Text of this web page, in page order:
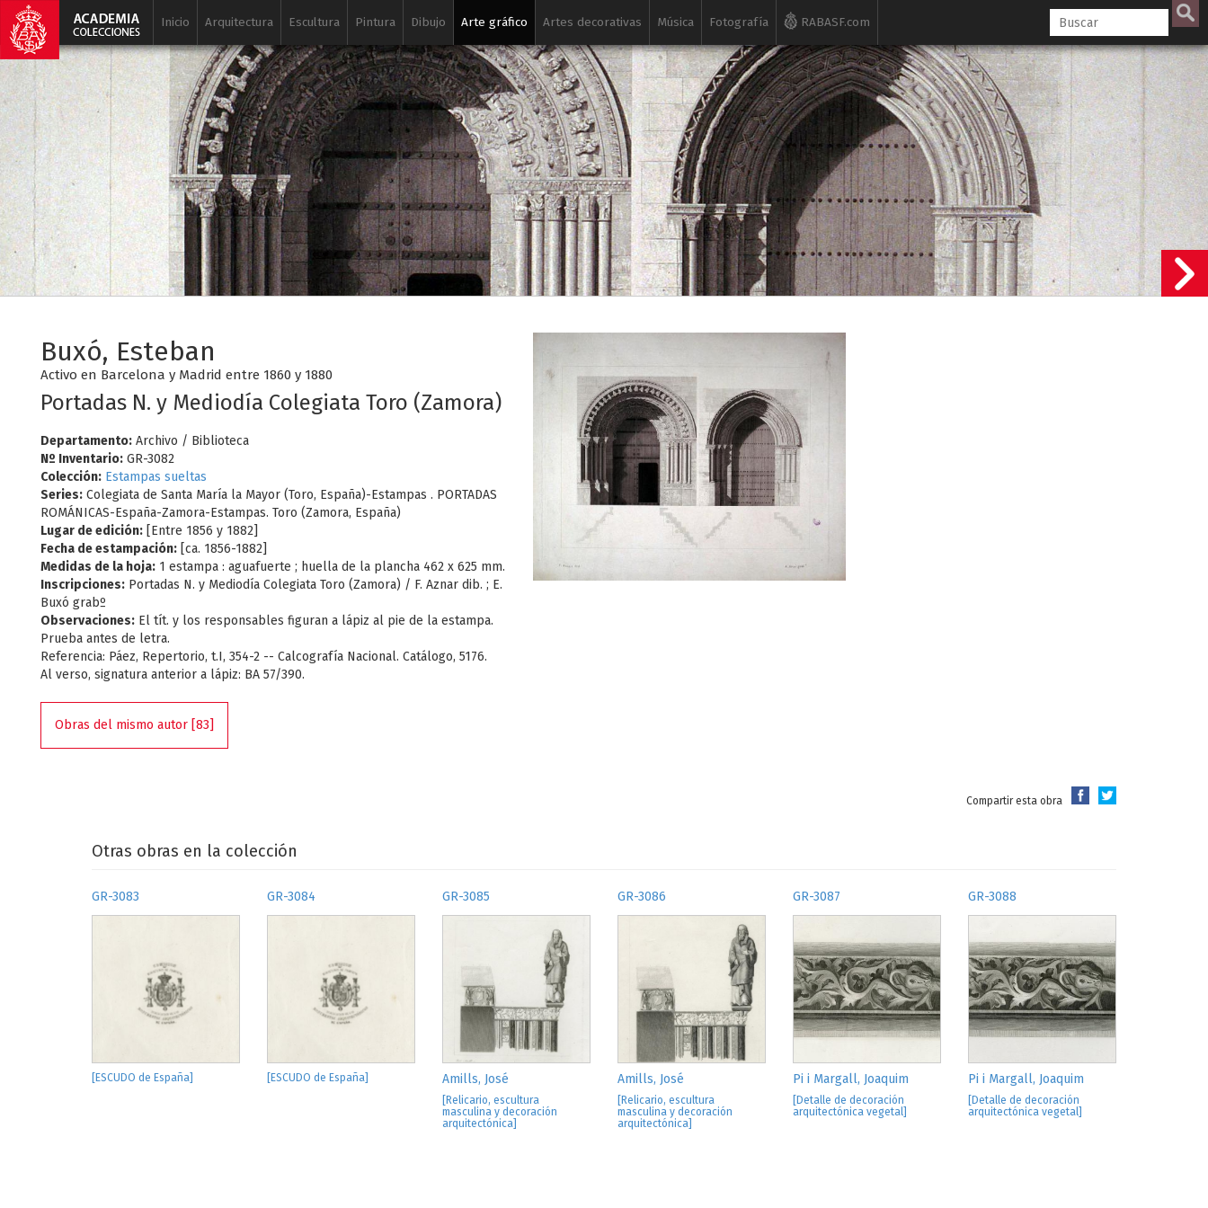
Inicio Arquitectura Escultura Pintura Dibujo Arte gráfico Artes decorativas Música Fotografía RABASF.com
Buxó, Esteban
Activo en Barcelona y Madrid entre 1860 y 1880
Portadas N. y Mediodía Colegiata Toro (Zamora)
Departamento: Archivo / Biblioteca
Nº Inventario: GR-3082
Colección: Estampas sueltas
Series: Colegiata de Santa María la Mayor (Toro, España)-Estampas . PORTADAS
ROMÁNICAS-España-Zamora-Estampas. Toro (Zamora, España)
Lugar de edición: [Entre 1856 y 1882]
Fecha de estampación: [ca. 1856-1882]
Medidas de la hoja: 1 estampa : aguafuerte ; huella de la plancha 462 x 625 mm.
Inscripciones: Portadas N. y Mediodía Colegiata Toro (Zamora) / F. Aznar dib. ; E.
Buxó grabº
Observaciones: El tít. y los responsables figuran a lápiz al pie de la estampa.
Prueba antes de letra.
Referencia: Páez, Repertorio, t.I, 354-2 -- Calcografía Nacional. Catálogo, 5176.
Al verso, signatura anterior a lápiz: BA 57/390.
Obras del mismo autor [83]
Compartir esta obra
Otras obras en la colección
GR-3083
[ESCUDO de España]
GR-3084
[ESCUDO de España]
GR-3085
Amills, José
[Relicario, escultura
masculina y decoración
arquitectónica]
GR-3086
Amills, José
[Relicario, escultura
masculina y decoración
arquitectónica]
GR-3087
Pi i Margall, Joaquim
[Detalle de decoración
arquitectónica vegetal]
GR-3088
Pi i Margall, Joaquim
[Detalle de decoración
arquitectónica vegetal]